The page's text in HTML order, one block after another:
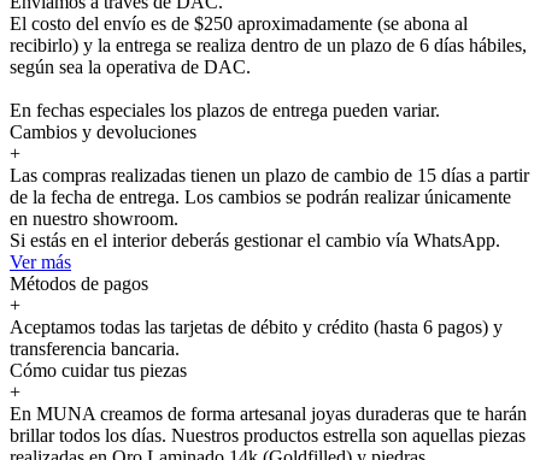
El costo del envío es de $250 aproximadamente (se abona al
recibirlo) y la entrega se realiza dentro de un plazo de 6 días hábiles,
según sea la operativa de DAC.
En fechas especiales los plazos de entrega pueden variar.
Cambios y devoluciones
+
Las compras realizadas tienen un plazo de cambio de 15 días a partir
de la fecha de entrega. Los cambios se podrán realizar únicamente
en nuestro showroom.
Si estás en el interior deberás gestionar el cambio vía WhatsApp.
Ver más
Métodos de pagos
+
Aceptamos todas las tarjetas de débito y crédito (hasta 6 pagos) y
transferencia bancaria.
Cómo cuidar tus piezas
+
En MUNA creamos de forma artesanal joyas duraderas que te harán
brillar todos los días. Nuestros productos estrella son aquellas piezas